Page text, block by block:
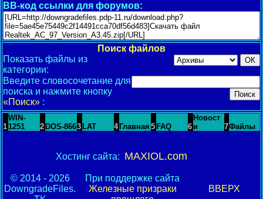
BB-код ссылки для форумов:
Поиск файлов
Показать файлы из
категории:
Введите словосочетание для
поиска и нажмите кнопку
«Поиск» :
1
WIN-
1251
2 DOS-8663 LAT 4 Главная 5 FAQ 6
Новост
и
7Файлы
Хостинг сайта: MAXIOL.com
© 2014 - 2026
DowngradeFiles.
При поддержке сайта
Железные призраки
ВВЕРХ